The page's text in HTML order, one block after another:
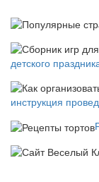
детского
инструкция